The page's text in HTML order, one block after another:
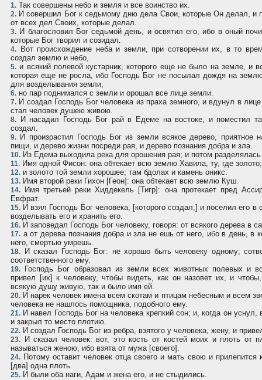
1. Так совершены небо и земля и все воинство их.
2. И совершил Бог к седьмому дню дела Свои, которые Он делал, и
от всех дел Своих, которые делал.
3. И благословил Бог седьмой день, и освятил его, ибо в оный
которые Бог творил и созидал.
4. Вот происхождение неба и земли, при сотворении их, в то
создал землю и небо,
5. и всякий полевой кустарник, которого еще не было на земле, и
которая еще не росла, ибо Господь Бог не посылал дождя на
для возделывания земли,
6. но пар поднимался с земли и орошал все лице земли.
7. И создал Господь Бог человека из праха земного, и вдунул в
стал человек душею живою.
8. И насадил Господь Бог рай в Едеме на востоке, и поместил
создал.
9. И произрастил Господь Бог из земли всякое дерево, приятное
пищи, и дерево жизни посреди рая, и дерево познания добра и зла.
10. Из Едема выходила река для орошения рая; и потом
11. Имя одной Фисон: она обтекает всю землю Хавила, ту, где золото;
12. и золото той земли хорошее; там бдолах и камень оникс.
13. Имя второй реки Гихон [Геон]: она обтекает всю землю Куш.
14. Имя третьей реки Хиддекель [Тигр]: она протекает пред
Евфрат.
15. И взял Господь Бог человека, [которого создал,] и поселил его
возделывать его и хранить его.
16. И заповедал Господь Бог человеку, говоря: от всякого дерева в
17. а от дерева познания добра и зла не ешь от него, ибо в день, в
него, смертью умрешь.
18. И сказал Господь Бог: не хорошо быть человеку одному;
соответственного ему.
19. Господь Бог образовал из земли всех животных полевых и
привел [их] к человеку, чтобы видеть, как он назовет их, и
всякую душу живую, так и было имя ей.
20. И нарек человек имена всем скотам и птицам небесным и всем
человека не нашлось помощника, подобного ему.
21. И навел Господь Бог на человека крепкий сон; и, когда он уснул,
и закрыл то место плотию.
22. И создал Господь Бог из ребра, взятого у человека, жену, и
23. И сказал человек: вот, это кость от костей моих и плоть от
называться женою, ибо взята от мужа [своего].
24. Потому оставит человек отца своего и мать свою и прилепится
[два] одна плоть.
25. И были оба наги, Адам и жена его, и не стыдились.